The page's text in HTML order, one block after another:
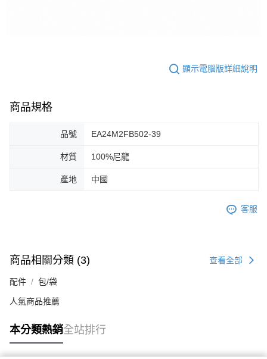
顯示電腦版詳細說明
商品規格
品號 EA24M2FB502-39
材質 100%尼龍
產地 中國
客服
商品相關分類 (3) 查看全部
配件 包/袋
人氣商品推薦
本分類熱銷全站排行